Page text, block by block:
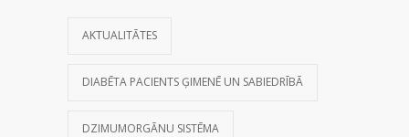
AKTUALITĀTES
DIABĒTA PACIENTS ĢIMENĒ UN SABIEDRĪBĀ
DZIMUMORGĀNU SISTĒMA